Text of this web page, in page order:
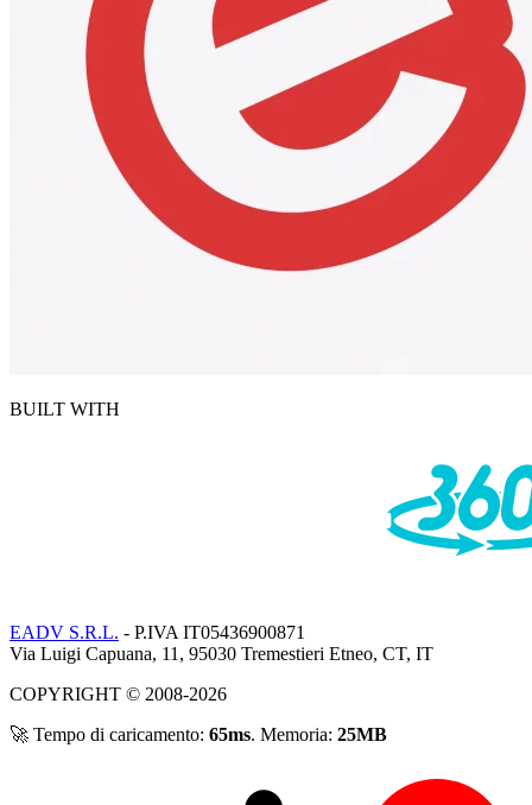
BUILT WITH
EADV S.R.L. - P.IVA IT05436900871
Via Luigi Capuana, 11, 95030 Tremestieri Etneo, CT, IT
COPYRIGHT © 2008-2026
🚀 Tempo di caricamento: 65ms. Memoria: 25MB